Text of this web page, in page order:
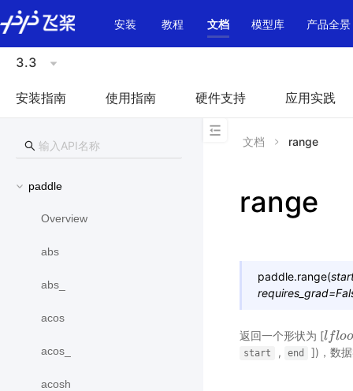
\u200E
安装
教程 文档 模型库 产品全景
3.3
安装指南 使用指南 硬件支持 应用实践
paddle
Overview
abs
abs_
acos
acos_
acosh
文档 range
range
paddle.range(
requires_grad=
返回一个形状为 [lflo
lfloor
start , end ])，数